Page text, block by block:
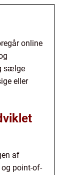
online
sælge
eller
af
point-of-